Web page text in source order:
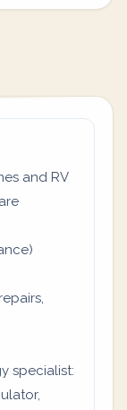
and RV
specialist: